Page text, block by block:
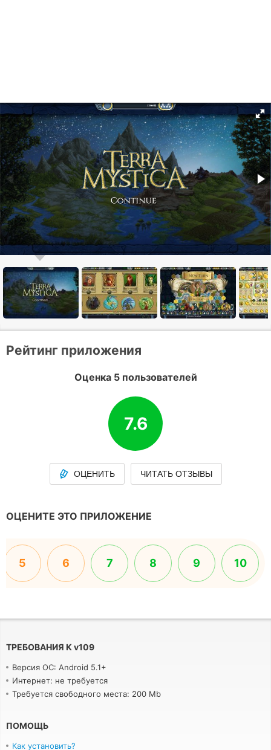
Рейтинг приложения
Оценка 5 пользователей
7.6
ОЦЕНИТЬ ЧИТАТЬ ОТЗЫВЫ
ОЦЕНИТЕ ЭТО ПРИЛОЖЕНИЕ
5 6 7 8 9 10
ТРЕБОВАНИЯ К v109
Версия ОС: Android 5.1+
Интернет: не требуется
Требуется свободного места: 200 Mb
ПОМОЩЬ
Как установить?